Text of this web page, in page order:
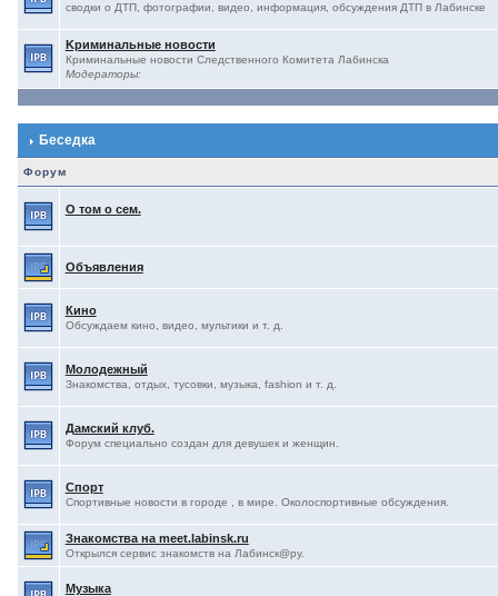
сводки о ДТП, фотографии, видео, информация, обсуждения ДТП в Лабинске
Kриминальные новости
Криминальные новости Следственного Комитета Лабинска
Модераторы:
Беседка
Форум
О том о сем.
Объявления
Кино
Обсуждаем кино, видео, мультики и т. д.
Молодежный
Знакомства, отдых, тусовки, музыка, fashion и т. д.
Дамский клуб.
Форум специально создан для девушек и женщин.
Спорт
Спортивные новости в городе , в мире. Околоспортивные обсуждения.
Знакомства на meet.labinsk.ru
Открылся сервис знакомств на Лабинск@ру.
Музыка